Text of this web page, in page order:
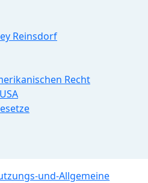
Reinsdorf
Recht
und-Allgemeine